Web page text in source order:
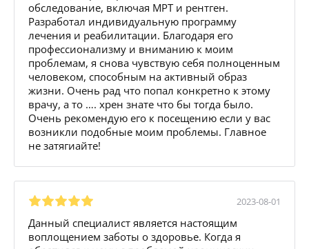
обследование, включая МРТ и рентген.
Разработал индивидуальную программу
лечения и реабилитации. Благодаря его
профессионализму и вниманию к моим
проблемам, я снова чувствую себя полноценным
человеком, способным на активный образ
жизни. Очень рад что попал конкретно к этому
врачу, а то …. хрен знате что бы тогда было.
Очень рекомендую его к посещению если у вас
возникли подобные моим проблемы. Главное
не затягиайте!
2023-08-01
Данный специалист является настоящим
воплощением заботы о здоровье. Когда я